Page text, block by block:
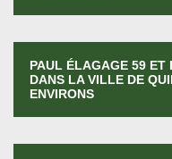
PAUL ÉLAGAGE 59 ET
DANS LA VILLE DE
ENVIRONS